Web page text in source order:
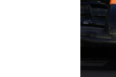
NASCAR